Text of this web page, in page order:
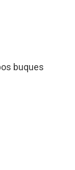
buques